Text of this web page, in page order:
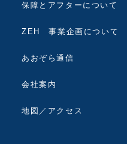
保障とアフターについて
ZEH 事業企画について
あおぞら通信
会社案内
地図／アクセス